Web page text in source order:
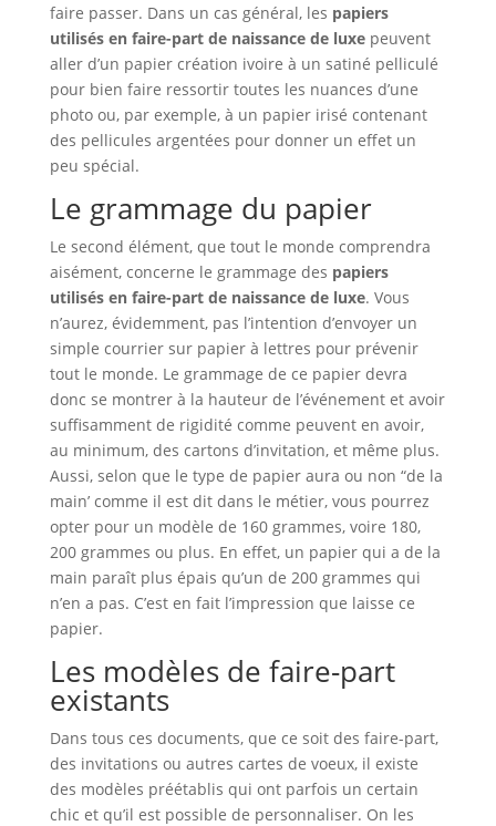
faire passer. Dans un cas général, les papiers
utilisés en faire-part de naissance de luxepeuvent
aller d’un papier création ivoire à un satiné pelliculé
pour bien faire ressortir toutes les nuances d’une
photo ou, par exemple, à un papier irisé contenant
des pellicules argentées pour donner un effet un
peu spécial.
Le grammage du papier
Le second élément, que tout le monde comprendra
aisément, concerne le grammage des papiers
utilisés en faire-part de naissance de luxe. Vous
n’aurez, évidemment, pas l’intention d’envoyer un
simple courrier sur papier à lettres pour prévenir
tout le monde. Le grammage de ce papier devra
donc se montrer à la hauteur de l’événement et avoir
suffisamment de rigidité comme peuvent en avoir,
au minimum, des cartons d’invitation, et même plus.
Aussi, selon que le type de papier aura ou non “de la
main’ comme il est dit dans le métier, vous pourrez
opter pour un modèle de 160 grammes, voire 180,
200 grammes ou plus. En effet, un papier qui a de la
main paraît plus épais qu’un de 200 grammes qui
n’en a pas. C’est en fait l’impression que laisse ce
papier.
Les modèles de faire-part
existants
Dans tous ces documents, que ce soit des faire-part,
des invitations ou autres cartes de voeux, il existe
des modèles préétablis qui ont parfois un certain
chic et qu’il est possible de personnaliser. On les